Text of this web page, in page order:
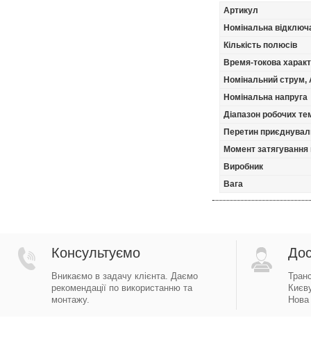
Артикул
Номінальна
Кількість полюсів
Время-токова
Номінальний струм,
Номінальна напруга
Діапазон робочих
Перетин
Момент затягування
Виробник
Вага
Консультуємо
Вникаємо в задачу клієнта. Даємо
рекомендації по використанню та
монтажу.